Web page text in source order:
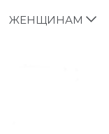
ЖЕНЩИНАМ